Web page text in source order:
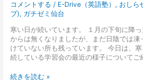
コメントする / E-Drive（英語塾） , おしら
ブ), ガチゼミ仙台
寒い日が続いています。 １月の下旬に降
からは無くなりましたが、まだ日陰では凍
けていない所も残っています。 今日は、
続している学習会の最近の様子についてご
ロ
グ】
１
月-
学
習
会
続きを読む »